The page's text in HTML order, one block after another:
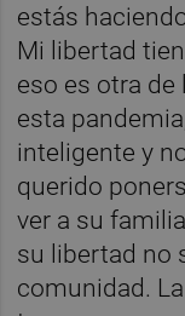
estás
Mi libertad
eso es otra de
esta
inteligente y
querido
ver a su
su libertad no
comunidad.